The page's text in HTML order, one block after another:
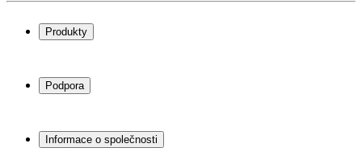
Produkty
Stojany na víno
Vinný nábytek
Podpora
Servisní případ
Platba
Informace o společnosti